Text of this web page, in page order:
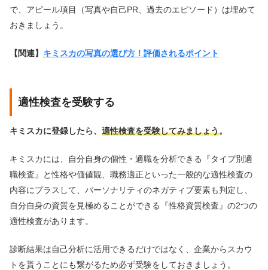
で、アピール項目（写真や自己PR、過去のエピソード）は埋めて
おきましょう。
【関連】 キミスカの写真の選び方！評価されるポイント
適性検査を受験する
キミスカに登録したら、 適性検査を受験してみましょう。
キミスカには、自分自身の個性・適職を分析できる『タイプ別適
職検査』と性格や価値観、職務適正といった一般的な適性検査の
内容にプラスして、パーソナリティのネガティブ要素も判定し、
自分自身の資質を見極めることができる『性格資質検査』の2つの
適性検査があります。
診断結果は自己分析に活用できるだけではなく、企業からスカウ
トを貰うことにも繋がるため必ず受験をしておきましょう。